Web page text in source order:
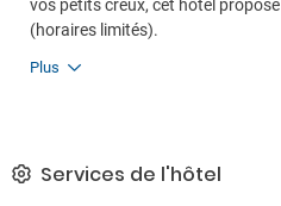
vos petits creux, cet hôtel
(horaires limités).
Plus
Services de l'hôtel